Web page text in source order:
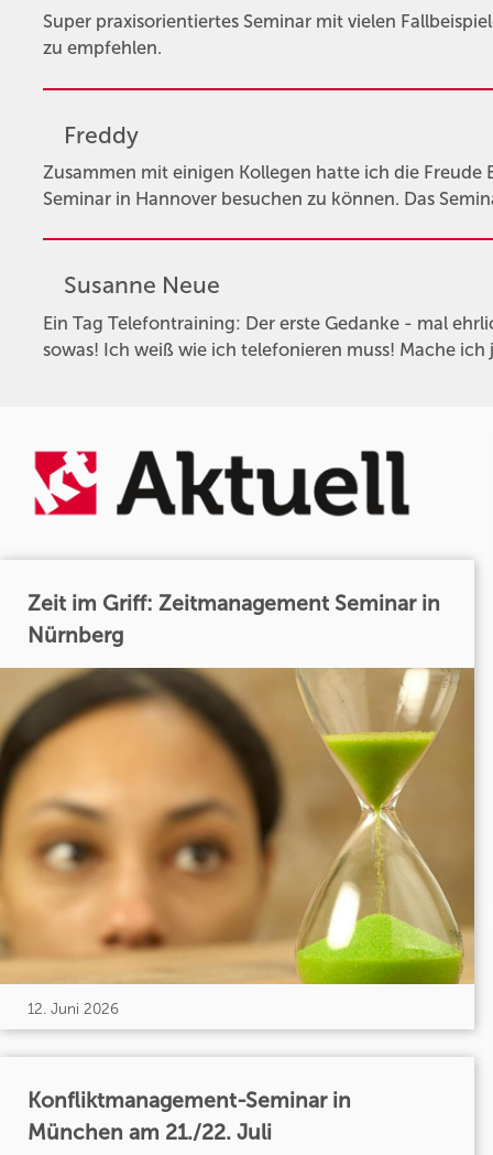
Super praxisorientiertes Seminar mit vielen
zu empfehlen.
Freddy
Zusammen mit einigen Kollegen hatte ich die Freude
Seminar in Hannover besuchen zu können. Das
Susanne Neue
Ein Tag Telefontraining: Der erste Gedanke - mal
sowas! Ich weiß wie ich telefonieren muss! Mache
Zeit im Griff: Zeitmanagement Seminar in
Nürnberg
12. Juni 2026
Konfliktmanagement-Seminar in
München am 21./22. Juli